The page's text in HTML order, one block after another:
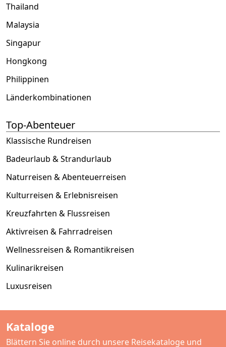
Thailand
Malaysia
Singapur
Hongkong
Philippinen
Länderkombinationen
Top-Abenteuer
Klassische Rundreisen
Badeurlaub & Strandurlaub
Naturreisen & Abenteuerreisen
Kulturreisen & Erlebnisreisen
Kreuzfahrten & Flussreisen
Aktivreisen & Fahrradreisen
Wellnessreisen & Romantikreisen
Kulinarikreisen
Luxusreisen
Kataloge
Blättern Sie online durch unsere Reisekataloge und